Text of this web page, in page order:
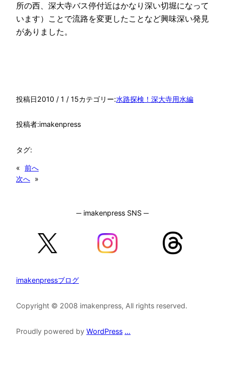
所の西、深大寺バス停付近はかなり深い切堀になって
います）ことで流路を変更したことなど興味深い発見
がありました。
投稿日2010 / 1 / 15カテゴリー:水路探検！深大寺用水編
投稿者:imakenpress
タグ:
« 前へ
次へ »
─ imakenpress SNS ─
imakenpressブログ
Copyright © 2008 imakenpress, All rights reserved.
Proudly powered by WordPress …